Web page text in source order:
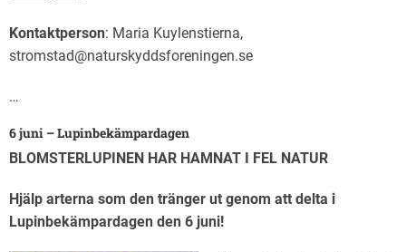
Kontaktperson: Maria Kuylenstierna,
stromstad@naturskyddsforeningen.se
…
6 juni – Lupinbekämpardagen
BLOMSTERLUPINEN HAR HAMNAT I FEL NATUR
Hjälp arterna som den tränger ut genom att delta i
Lupinbekämpardagen den 6 juni!